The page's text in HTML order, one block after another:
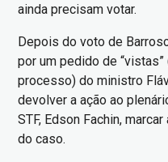
ainda precisam votar.
Depois do voto de
por um pedido de
processo) do ministro
devolver a ação ao
STF, Edson Fachin,
do caso.